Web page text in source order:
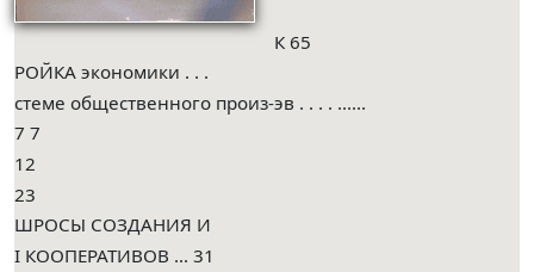
К 65
РОЙКА экономики . . .
стеме общественного произ-эв . . . . ......
7 7
12
23
ШРОСЫ СОЗДАНИЯ И
I КООПЕРАТИВОВ ... 31